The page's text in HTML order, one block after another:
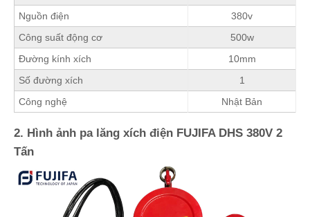
Nguồn điện
380v
Công suất động cơ
500w
Đường kính xích
10mm
Số đường xích
1
Công nghệ
Nhật Bản
2. Hình ảnh pa lăng xích điện FUJIFA DHS 380V 2
Tấn